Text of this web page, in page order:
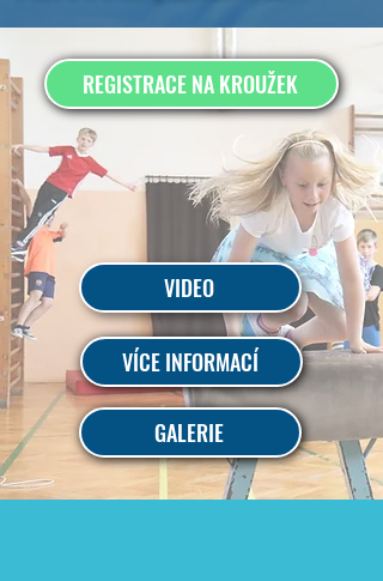
REGISTRACE NA KROUŽEK
VIDEO
VÍCE INFORMACÍ
GALERIE